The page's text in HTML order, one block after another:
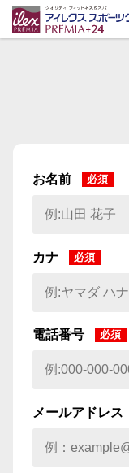
お名前 必須
カナ 必須
電話番号 必須
メールアドレス